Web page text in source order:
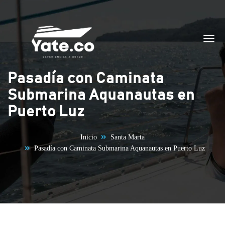
Saltar al contenido
Pasadía con Caminata
Submarina Aquanautas en
Puerto Luz
Inicio
Santa Marta
Pasadía con Caminata Submarina Aquanautas en Puerto Luz